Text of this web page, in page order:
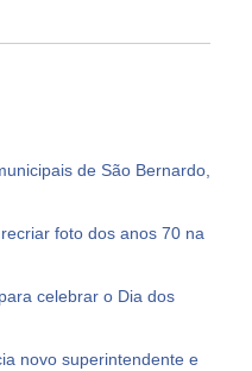
de São Bernardo,
foto dos anos 70 na
celebrar o Dia dos
novo superintendente e